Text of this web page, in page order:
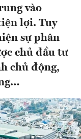
vào
lợi. Tuy
sự phân
chủ đầu tư
chủ động,